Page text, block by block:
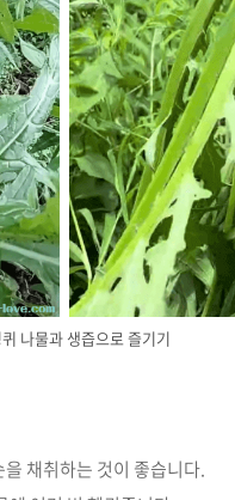
나물과 생즙으로 즐기기
채취하는 것이 좋습니다.